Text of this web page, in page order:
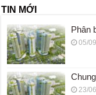
TIN MỚI
Phân
05/
23/